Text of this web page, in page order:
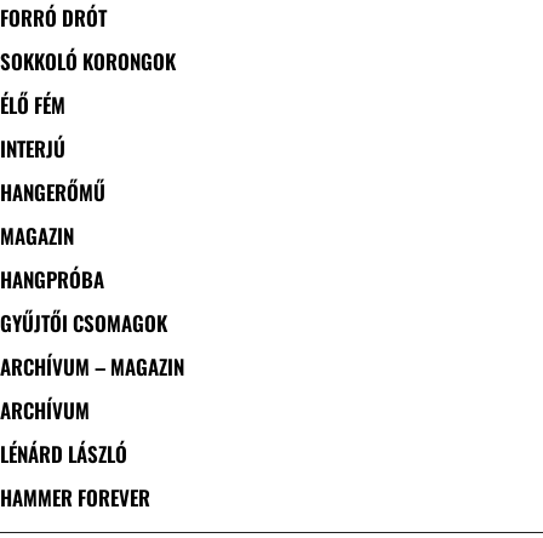
FORRÓ DRÓT
SOKKOLÓ KORONGOK
ÉLŐ FÉM
INTERJÚ
HANGERŐMŰ
MAGAZIN
HANGPRÓBA
GYŰJTŐI CSOMAGOK
ARCHÍVUM – MAGAZIN
ARCHÍVUM
LÉNÁRD LÁSZLÓ
HAMMER FOREVER